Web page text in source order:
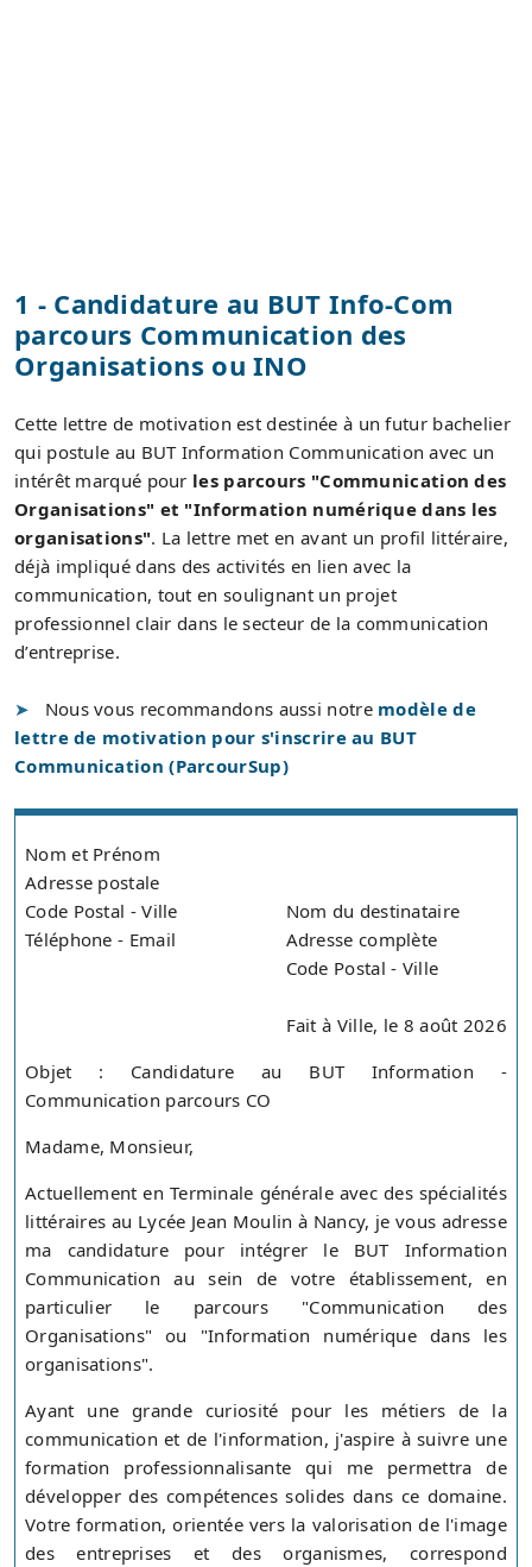
1 - Candidature au BUT Info-Com
parcours Communication des
Organisations ou INO
Cette lettre de motivation est destinée à un futur bachelier
qui postule au BUT Information Communication avec un
intérêt marqué pour les parcours "Communication des
Organisations" et "Information numérique dans les
organisations". La lettre met en avant un profil littéraire,
déjà impliqué dans des activités en lien avec la
communication, tout en soulignant un projet
professionnel clair dans le secteur de la communication
d’entreprise.
Nous vous recommandons aussi notre modèle de
lettre de motivation pour s'inscrire au BUT
Communication (ParcourSup)
Nom et Prénom
Adresse postale
Code Postal - Ville
Téléphone - Email
Nom du destinataire
Adresse complète
Code Postal - Ville
Fait à Ville, le 8 août 2026
Objet : Candidature au BUT Information -
Communication parcours CO
Madame, Monsieur,
Actuellement en Terminale générale avec des spécialités
littéraires au Lycée Jean Moulin à Nancy, je vous adresse
ma candidature pour intégrer le BUT Information
Communication au sein de votre établissement, en
particulier le parcours "Communication des
Organisations" ou "Information numérique dans les
organisations".
Ayant une grande curiosité pour les métiers de la
communication et de l'information, j'aspire à suivre une
formation professionnalisante qui me permettra de
développer des compétences solides dans ce domaine.
Votre formation, orientée vers la valorisation de l'image
des entreprises et des organismes, correspond